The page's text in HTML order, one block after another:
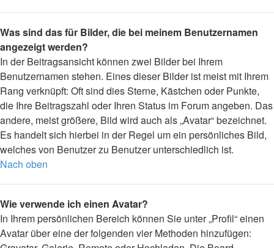
Was sind das für Bilder, die bei meinem Benutzernamen
angezeigt werden?
In der Beitragsansicht können zwei Bilder bei Ihrem
Benutzernamen stehen. Eines dieser Bilder ist meist mit Ihrem
Rang verknüpft: Oft sind dies Sterne, Kästchen oder Punkte,
die Ihre Beitragszahl oder Ihren Status im Forum angeben. Das
andere, meist größere, Bild wird auch als „Avatar“ bezeichnet.
Es handelt sich hierbei in der Regel um ein persönliches Bild,
welches von Benutzer zu Benutzer unterschiedlich ist.
Nach oben
Wie verwende ich einen Avatar?
In Ihrem persönlichen Bereich können Sie unter „Profil“ einen
Avatar über eine der folgenden vier Methoden hinzufügen: